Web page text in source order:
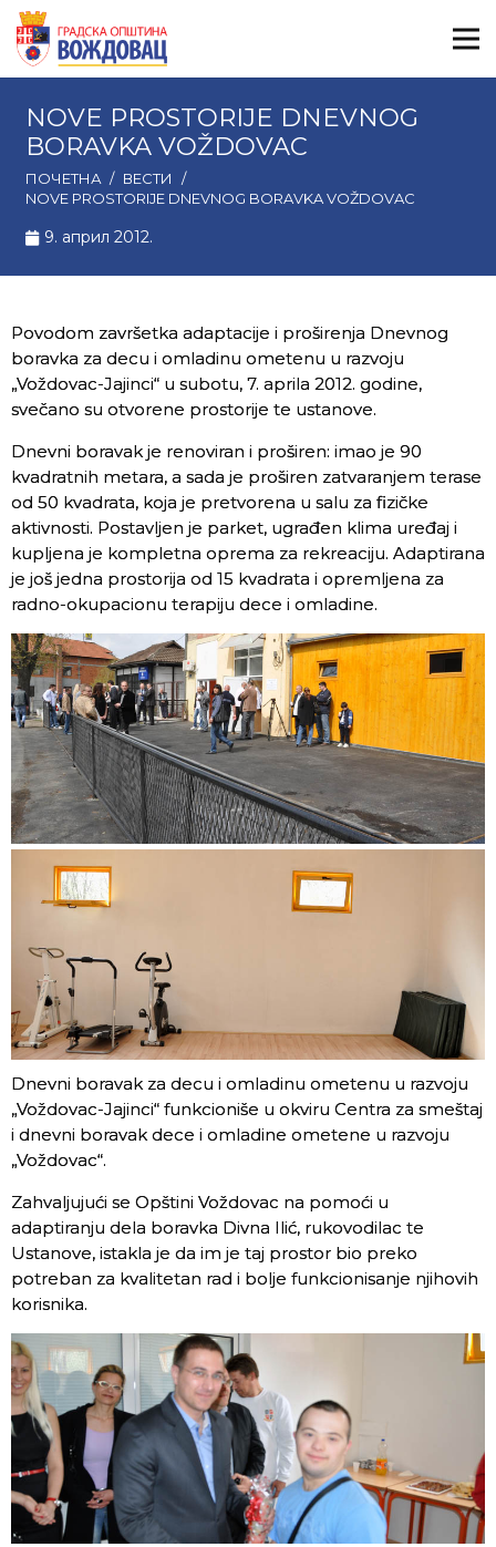
NOVE PROSTORIJE DNEVNOG
BORAVKA VOŽDOVAC
ПОЧЕТНА / ВЕСТИ
/
NOVE PROSTORIJE DNEVNOG BORAVKA VOŽDOVAC
9. април 2012.
Povodom završetka adaptacije i proširenja Dnevnog
boravka za decu i omladinu ometenu u razvoju
„Voždovac-Jajinci“ u subotu, 7. aprila 2012. godine,
svečano su otvorene prostorije te ustanove.
Dnevni boravak je renoviran i proširen: imao je 90
kvadratnih metara, a sada je proširen zatvaranjem terase
od 50 kvadrata, koja je pretvorena u salu za fizičke
aktivnosti. Postavljen je parket, ugrađen klima uređaj i
kupljena je kompletna oprema za rekreaciju. Adaptirana
je još jedna prostorija od 15 kvadrata i opremljena za
radno-okupacionu terapiju dece i omladine.
Dnevni boravak za decu i omladinu ometenu u razvoju
„Voždovac-Jajinci“ funkcioniše u okviru Centra za smeštaj
i dnevni boravak dece i omladine ometene u razvoju
„Voždovac“.
Zahvaljujući se Opštini Voždovac na pomoći u
adaptiranju dela boravka Divna Ilić, rukovodilac te
Ustanove, istakla je da im je taj prostor bio preko
potreban za kvalitetan rad i bolje funkcionisanje njihovih
korisnika.